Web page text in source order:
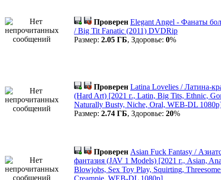
Проверен Elegant Angel - Фанаты
/ Big Tit Fanatic (2011) DVDRip
Размер: 2.05 ГБ, Здоровье: 0%
Проверен Latina Lovelies / Латина-
(Hard Art) [2021 г., Latin, Big Tits, Ethnic,
Naturally Busty, Niche, Oral, WEB-DL
Размер: 2.74 ГБ, Здоровье: 20%
Проверен Asian Fuck Fantasy /
фантазия (JAV 1 Models) [2021 г., Asian,
Blowjobs, Sex Toy Play, Squirting,
Creampie, WEB-DL 1080p]